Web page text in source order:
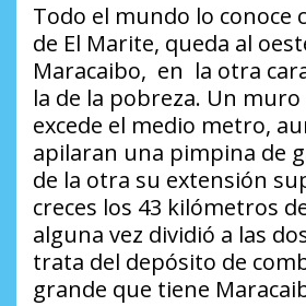
Todo el mundo lo conoce
de El Marite, queda al
Maracaibo, en la otra
la de la pobreza. Un
excede el medio metro,
apilaran una pimpina de
de la otra su extensión
creces los 43 kilómetros
alguna vez dividió a las
trata del depósito de
grande que tiene